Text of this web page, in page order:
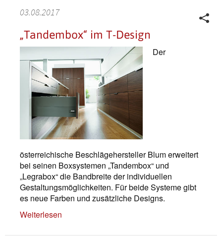
03.08.2017
„Tandembox“ im T-Design
Der
österreichische Beschlägehersteller Blum erweitert
bei seinen Boxsystemen „Tandembox“ und
„Legrabox“ die Bandbreite der individuellen
Gestaltungsmöglichkeiten. Für beide Systeme gibt
es neue Farben und zusätzliche Designs.
Weiterlesen